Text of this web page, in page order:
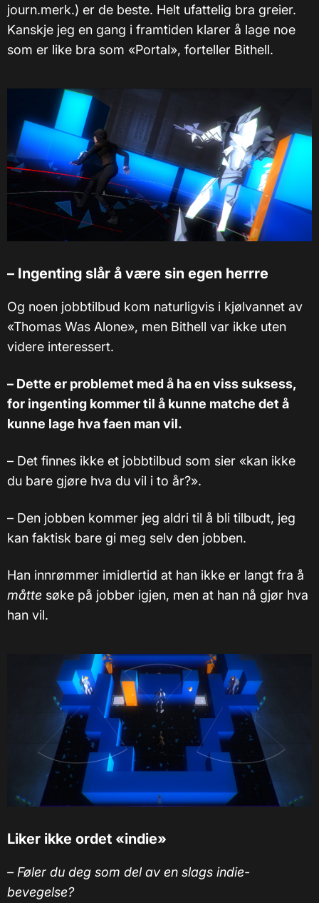
journ.merk.) er de beste. Helt ufattelig bra greier.
Kanskje jeg en gang i framtiden klarer å lage noe
som er like bra som «Portal», forteller Bithell.
– Ingenting slår å være sin egen herrre
Og noen jobbtilbud kom naturligvis i kjølvannet av
«Thomas Was Alone», men Bithell var ikke uten
videre interessert.
– Dette er problemet med å ha en viss suksess,
for ingenting kommer til å kunne matche det å
kunne lage hva faen man vil.
– Det finnes ikke et jobbtilbud som sier «kan ikke
du bare gjøre hva du vil i to år?».
– Den jobben kommer jeg aldri til å bli tilbudt, jeg
kan faktisk bare gi meg selv den jobben.
Han innrømmer imidlertid at han ikke er langt fra å
måtte søke på jobber igjen, men at han nå gjør hva
han vil.
Liker ikke ordet «indie»
– Føler du deg som del av en slags indie-
bevegelse?